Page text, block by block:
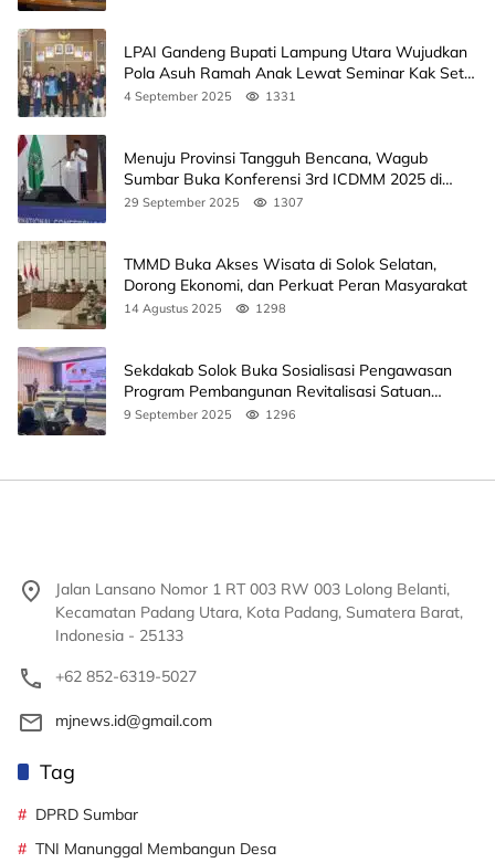
LPAI Gandeng Bupati Lampung Utara Wujudkan
Pola Asuh Ramah Anak Lewat Seminar Kak Seto,
Ini Jadwalnya
4 September 2025 1331
Menuju Provinsi Tangguh Bencana, Wagub
Sumbar Buka Konferensi 3rd ICDMM 2025 di
Unand
29 September 2025 1307
TMMD Buka Akses Wisata di Solok Selatan,
Dorong Ekonomi, dan Perkuat Peran Masyarakat
14 Agustus 2025 1298
Sekdakab Solok Buka Sosialisasi Pengawasan
Program Pembangunan Revitalisasi Satuan
Pendidikan
9 September 2025 1296
Jalan Lansano Nomor 1 RT 003 RW 003 Lolong Belanti,
Kecamatan Padang Utara, Kota Padang, Sumatera Barat,
Indonesia - 25133
+62 852-6319-5027
mjnews.id@gmail.com
Tag
DPRD Sumbar
TNI Manunggal Membangun Desa